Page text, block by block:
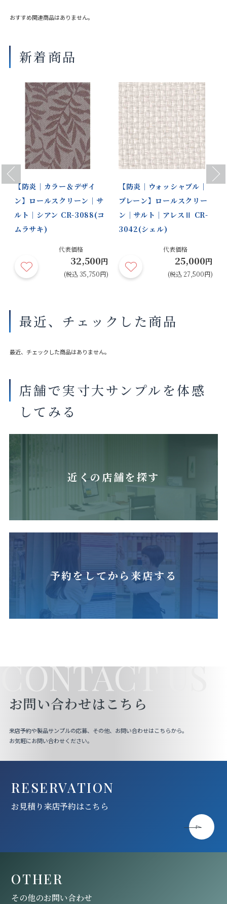
サイズや仕様によって価格が異なります。
製品タイプ等によって製作可能な寸法や仕様が異なる場合がございま
操作性等は店舗にてご確認ください。
画像は撮影環境やご覧いただく画面によって色味や印象が異なる場合
がございます。
おすすめ関連商品はありません。
新着商品
Previous
【防炎｜カラー＆デザイ
ン】ロールスクリーン｜サ
ルト｜シアン CR-3088(コ
ムラサキ)
代表価格
32,500円
(税込 35,750円)
【防炎｜ウォッシャブル｜
プレーン】ロールスクリー
ン｜サルト｜アレスⅡ CR-
3042(シェル)
代表価格
25,000円
(税込 27,500円)
Next
最近、チェックした商品
最近、チェックした商品はありません。
店舗で実寸大サンプルを体感
してみる
近くの店舗を探す
予約をしてから来店する
CONTACT US
お問い合わせはこちら
来店予約や製品サンプルの応募、その他、お問い合わせはこちらから。
お気軽にお問い合わせください。
RESERVATION
お見積り来店予約はこちら
OTHER
その他のお問い合わせ